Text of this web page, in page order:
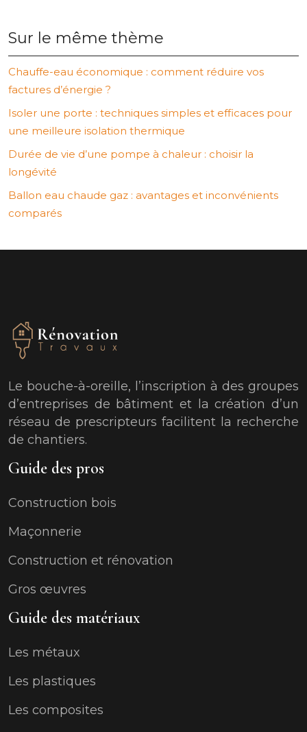
Sur le même thème
Chauffe-eau économique : comment réduire vos
factures d’énergie ?
Isoler une porte : techniques simples et efficaces pour
une meilleure isolation thermique
Durée de vie d’une pompe à chaleur : choisir la
longévité
Ballon eau chaude gaz : avantages et inconvénients
comparés
Le bouche-à-oreille, l’inscription à des groupes
d’entreprises de bâtiment et la création d’un
réseau de prescripteurs facilitent la recherche
de chantiers.
Guide des pros
Construction bois
Maçonnerie
Construction et rénovation
Gros œuvres
Guide des matériaux
Les métaux
Les plastiques
Les composites